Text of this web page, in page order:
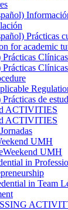
Prácticas
for academic
Prácticas de
ACTIVITIES
ACTIVITIES
UMH
UMH
in
in Team